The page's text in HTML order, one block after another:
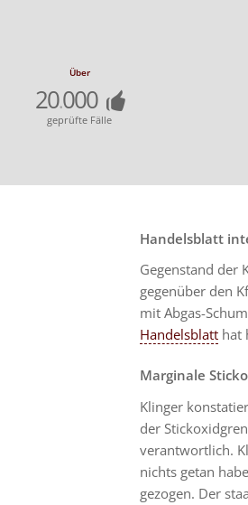
Über
20.000
geprüfte Fälle
Handelsblatt
Gegenstand der
gegenüber den
mit Abgas-
Handelsblatthat
Marginale
Klinger
der
verantwortlich.
nichts getan
gezogen. Der